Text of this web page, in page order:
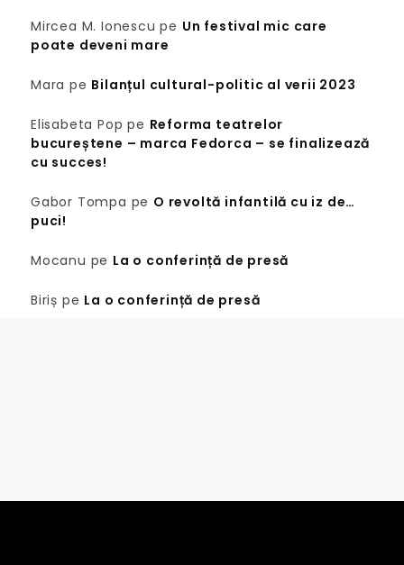
Mircea M. Ionescu pe Un festival mic care
poate deveni mare
Mara pe Bilanțul cultural-politic al verii 2023
Elisabeta Pop pe Reforma teatrelor
bucureștene – marca Fedorca – se finalizează
cu succes!
Gabor Tompa pe O revoltă infantilă cu iz de…
puci!
Mocanu pe La o conferință de presă
Biriș pe La o conferință de presă